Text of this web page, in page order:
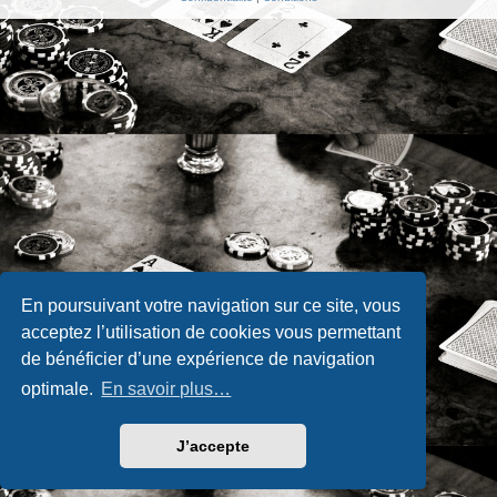
En poursuivant votre navigation sur ce site, vous
acceptez l’utilisation de cookies vous permettant
de bénéficier d’une expérience de navigation
optimale. En savoir plus…
J’accepte